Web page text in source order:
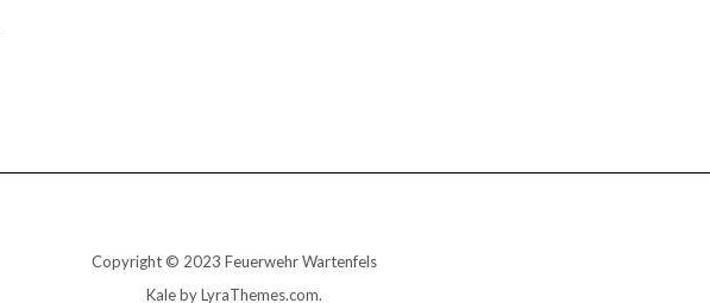
Copyright © 2023 Feuerwehr Wartenfels
Kaleby LyraThemes.com.